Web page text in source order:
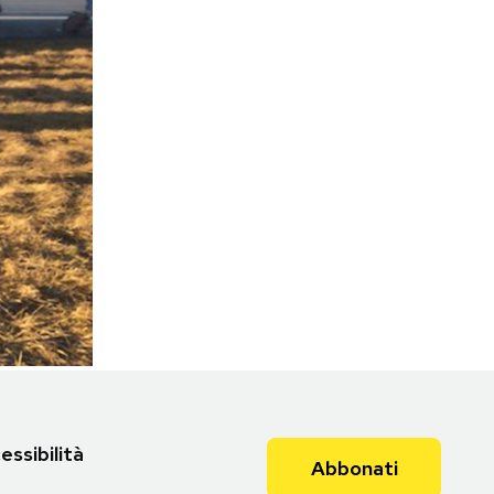
Abbonati